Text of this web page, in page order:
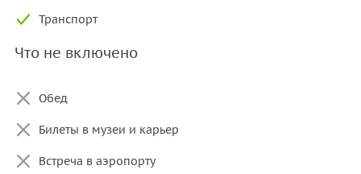
Транспорт
Что не включено
Обед
Билеты в музеи и карьер
Встреча в аэропорту